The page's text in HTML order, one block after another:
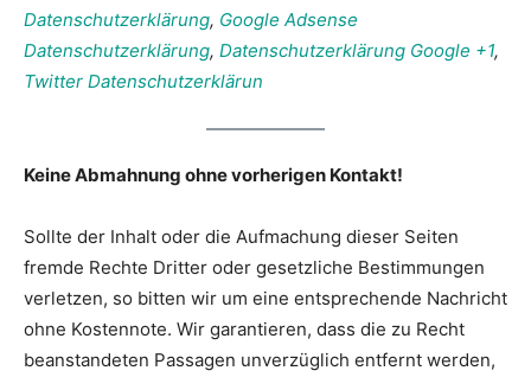
Datenschutzerklärung, Google Adsense
Datenschutzerklärung, Datenschutzerklärung Google +1,
Twitter Datenschutzerklärun
Keine Abmahnung ohne vorherigen Kontakt!
Sollte der Inhalt oder die Aufmachung dieser Seiten
fremde Rechte Dritter oder gesetzliche Bestimmungen
verletzen, so bitten wir um eine entsprechende Nachricht
ohne Kostennote. Wir garantieren, dass die zu Recht
beanstandeten Passagen unverzüglich entfernt werden,